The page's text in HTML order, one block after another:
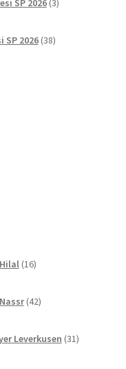
SP 2026 3izdelki
SP 2026 38izdelkov
16izdelkov
42izdelkov
Leverkusen 31izdelkov